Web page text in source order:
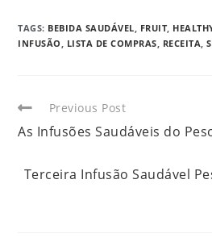
TAGS: BEBIDA SAUDÁVEL, FRUIT,
INFUSÃO, LISTA DE COMPRAS, RECEITA,
Previous Post
As Infusões Saudáveis do
Terceira Infusão Saudável